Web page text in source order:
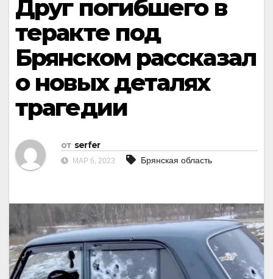
Друг погибшего в
теракте под
Брянском рассказал
о новых деталях
трагедии
от serfer
МАР 6, 2023 Брянская область